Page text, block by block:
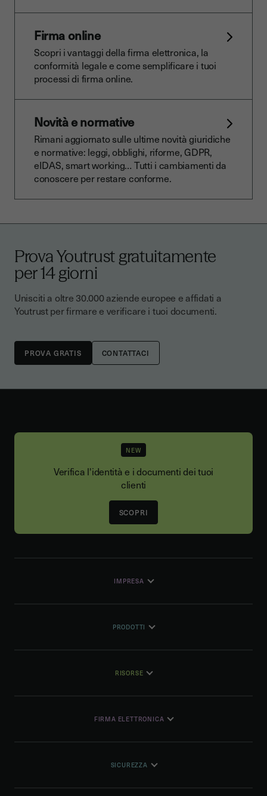
Firma online
Scopri i vantaggi della firma elettronica, la
conformità legale e come semplificare i tuoi
processi di firma online.
Novità e normative
Rimani aggiornato sulle ultime novità giuridiche
e normative: leggi, obblighi, riforme, GDPR,
eIDAS, smart working… Tutti i cambiamenti da
conoscere per restare conforme.
Prova Youtrust gratuitamente
per 14 giorni
Unisciti a oltre 30.000 aziende europee e affidati a
Youtrust per firmare e verificare i tuoi documenti.
CONTATTACI
NEW
Verifica l'identità e i documenti dei tuoi
clienti
SCOPRI
IMPRESA
PRODOTTI
RISORSE
FIRMA ELETTRONICA
SICUREZZA